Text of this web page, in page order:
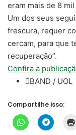
eram mais de 8
Um dos seus
frescura, requer
cercam, para que
recuperação”.
Confira a
BAND / UOL
Compartilhe isso: